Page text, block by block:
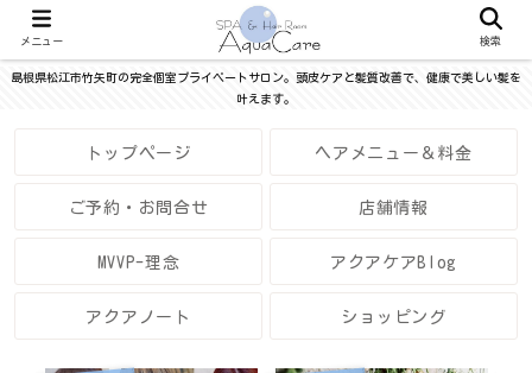
島根県松江市竹矢町の完全個室プライベートサロン。頭皮ケアと髪質改善で、健康で美しい髪を
叶えます。
トップページ ヘアメニュー＆料金
ご予約・お問合せ 店舗情報
MVVP-理念 アクアケアBlog
アクアノート ショッピング
メニュー 検索